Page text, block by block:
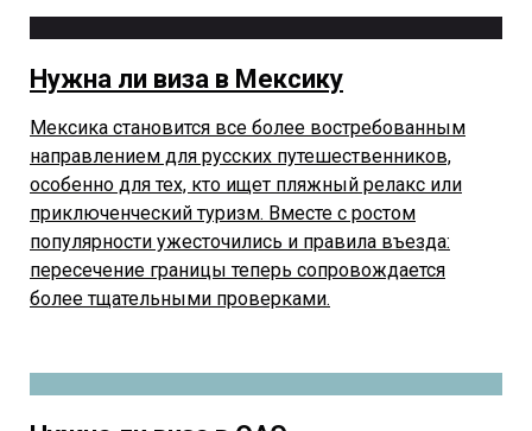
Нужна ли виза в Мексику
Мексика становится все более востребованным
направлением для русских путешественников,
особенно для тех, кто ищет пляжный релакс или
приключенческий туризм. Вместе с ростом
популярности ужесточились и правила въезда:
пересечение границы теперь сопровождается
более тщательными проверками.